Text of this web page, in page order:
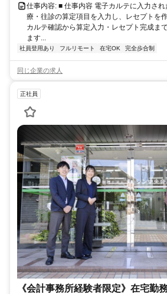
仕事内容: ■ 仕事内容 電子カルテに入力さ
療・往診の算定項目を入力し、レセプトを
カルテ確認から算定入力・レセプト完成ま
ます...
社員登用あり フルリモート 在宅OK 完全歩合制
同じ企業の求人
正社員
《会計事務所経験者限定》在宅勤